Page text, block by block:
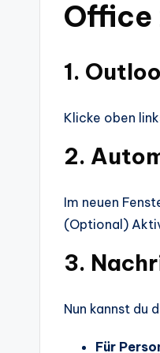
Office
1.
Klicke oben
2.
Im neuen
(Optional)
3.
Nun kannst du
Für